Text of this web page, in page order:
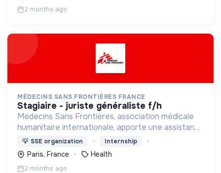
2 months ago
MÉDECINS SANS FRONTIÈRES FRANCE
stagiaire - juriste généraliste f/h
Médecins Sans Frontières, association médicale
humanitaire internationale, apporte une assistance
médicale à des populations dont la vie est
menacée.
💡 SSE organization Internship
Paris, France Health
2 months ago